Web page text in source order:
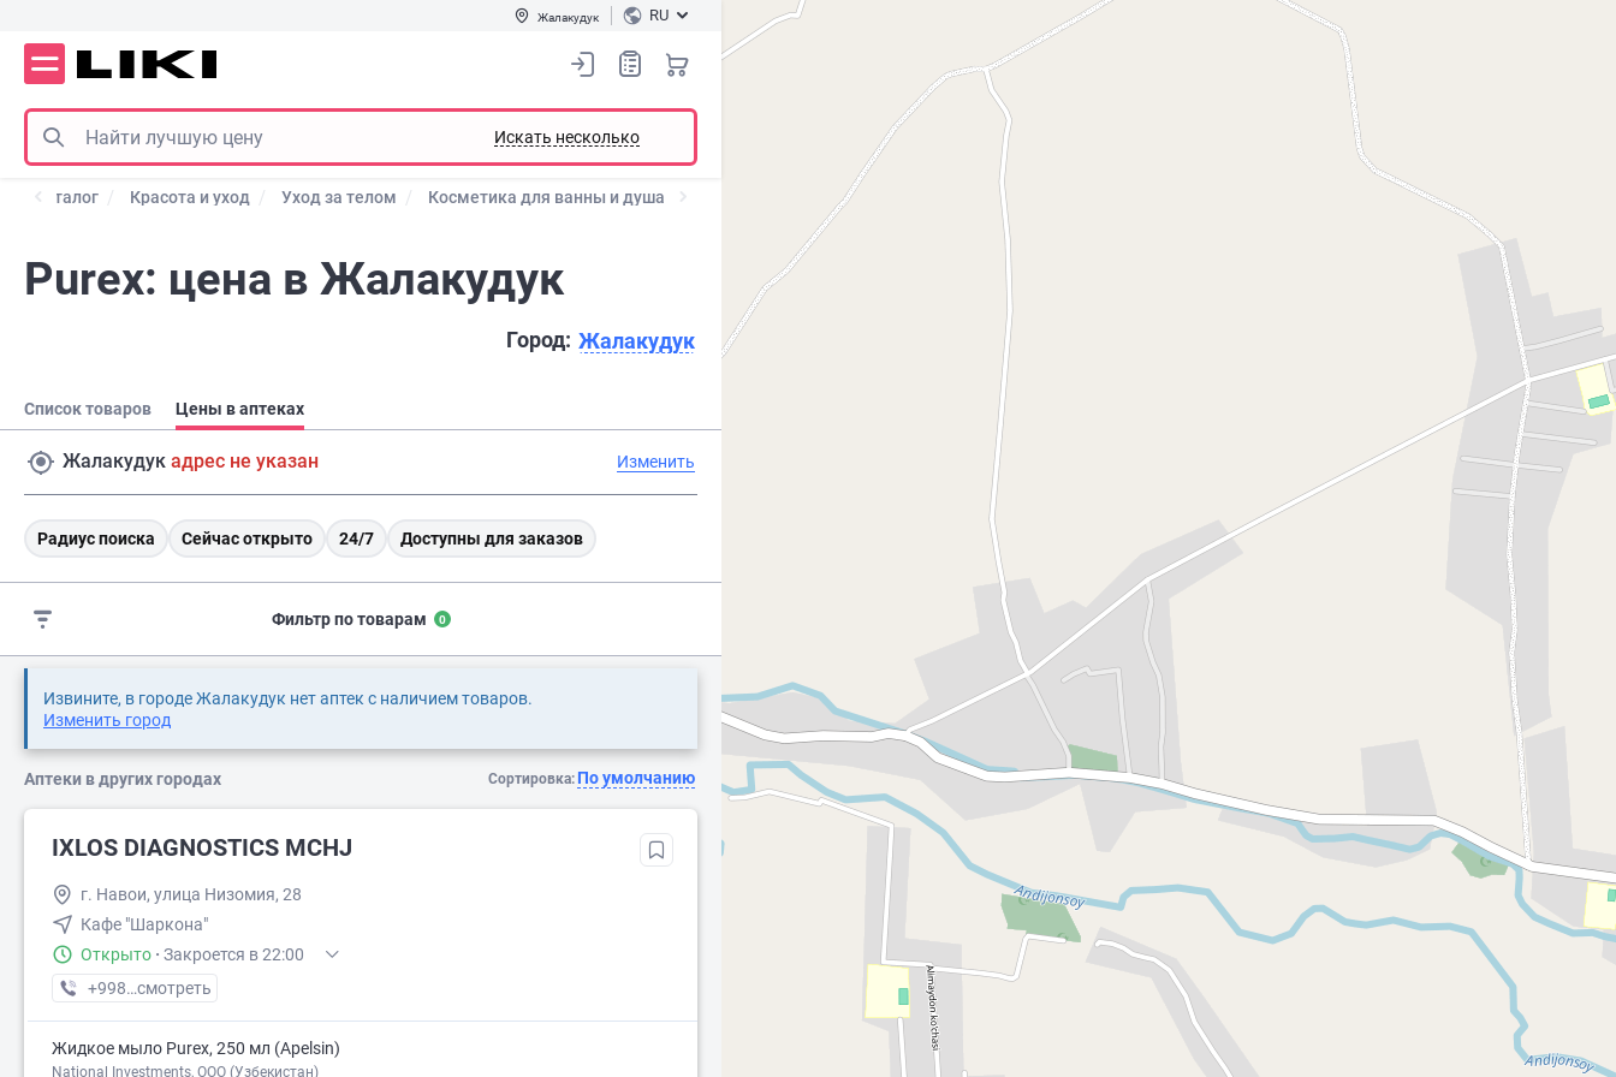
Жалакудук RU
Искать несколько
Каталог Красота и уход Уход за телом Косметика для ванны и душа
Purex: цена в Жалакудук
Город: Жалакудук
Список товаров Цены в аптеках
Жалакудук адрес не указан Изменить
Радиус поиска Сейчас открыто 24/7 Доступны для заказов
Фильтр по товарам 0
Извините, в городе Жалакудук нет аптек с наличием товаров.
Изменить город
Аптеки в других городах Сортировка: По умолчанию
IXLOS DIAGNOSTICS MCHJ
г. Навои, улица Низомия, 28
Кафе "Шаркона"
Открыто · Закроется в 22:00
+998 (91) XXX-XX-XX
смотреть
Жидкое мыло Purex, 250 мл (Apelsin)
National Investments, ООО (Узбекистан)